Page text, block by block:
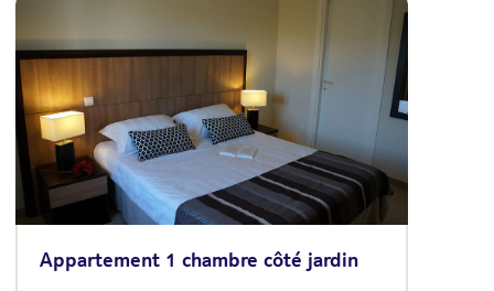
Appartement 1 chambre côté jardin